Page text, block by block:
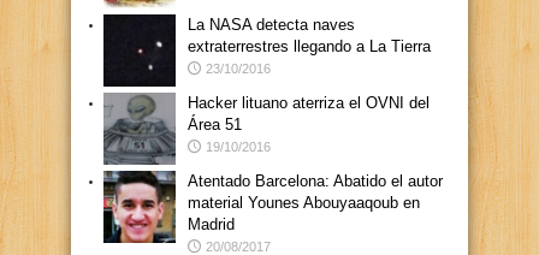
La NASA detecta naves
extraterrestres llegando a La Tierra
23/10/2016
Hacker lituano aterriza el OVNI del
Área 51
19/10/2016
Atentado Barcelona: Abatido el autor
material Younes Abouyaaqoub en
Madrid
20/08/2017